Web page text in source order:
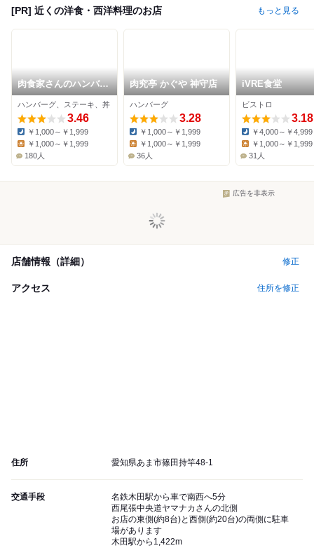
[PR] 近くの洋食・西洋料理のお店 もっと見る
肉食家さんのハンバー
グ にくきゅうグリル
ハンバーグ、ステーキ、丼
3.46
Dinner:
￥1,000～￥1,999
￥1,000～￥1,999
180人
肉究亭 かぐや 神守店
ハンバーグ
3.28
Dinner:
￥1,000～￥1,999
Lunch:
￥1,000～￥1,999
36人
iVRE食堂
ビストロ
3.18
Dinner:
￥4,000～￥4,999
Lunch:
￥1,000～￥1,999
31人
広告を非表示
店舗情報（詳細） 修正
アクセス 住所を修正
住所 愛知県あま市篠田持竿48-1
交通手段
名鉄木田駅から車で南西へ5分
西尾張中央道ヤマナカさんの北側
お店の東側(約8台)と西側(約20台)の両側に駐車
場があります
木田駅から1,422m